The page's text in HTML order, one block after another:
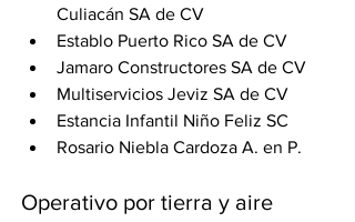
Culiacán SA de CV
Establo Puerto Rico SA de CV
Jamaro Constructores SA de CV
Multiservicios Jeviz SA de CV
Estancia Infantil Niño Feliz SC
Rosario Niebla Cardoza A. en P.
Operativo por tierra y aire